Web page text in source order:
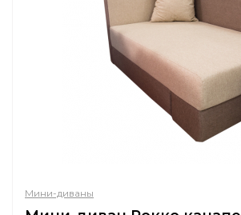
Мини-диваны